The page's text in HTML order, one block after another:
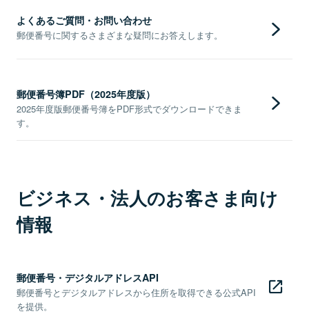
よくあるご質問・お問い合わせ
郵便番号に関するさまざまな疑問にお答えします。
郵便番号簿PDF（2025年度版）
2025年度版郵便番号簿をPDF形式でダウンロードできま
す。
ビジネス・法人のお客さま向け
情報
郵便番号・デジタルアドレスAPI
郵便番号とデジタルアドレスから住所を取得できる公式API
を提供。